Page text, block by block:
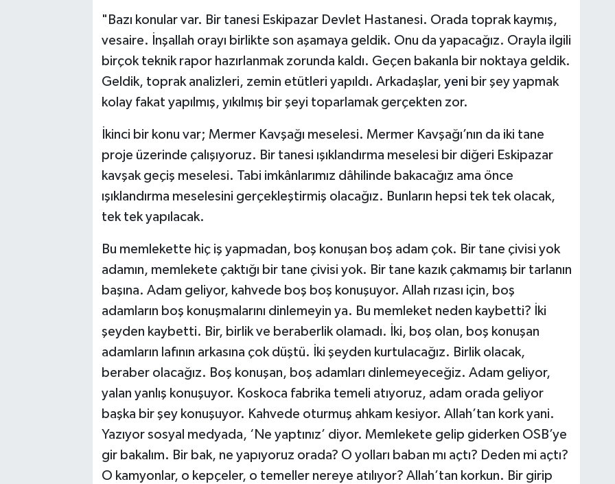
"Bazı konular var. Bir tanesi Eskipazar Devlet Hastanesi. Orada toprak kaymış,
vesaire. İnşallah orayı birlikte son aşamaya geldik. Onu da yapacağız. Orayla ilgili
birçok teknik rapor hazırlanmak zorunda kaldı. Geçen bakanla bir noktaya geldik.
Geldik, toprak analizleri, zemin etütleri yapıldı. Arkadaşlar, yeni bir şey yapmak
kolay fakat yapılmış, yıkılmış bir şeyi toparlamak gerçekten zor.
İkinci bir konu var; Mermer Kavşağı meselesi. Mermer Kavşağı’nın da iki tane
proje üzerinde çalışıyoruz. Bir tanesi ışıklandırma meselesi bir diğeri Eskipazar
kavşak geçiş meselesi. Tabi imkânlarımız dâhilinde bakacağız ama önce
ışıklandırma meselesini gerçekleştirmiş olacağız. Bunların hepsi tek tek olacak,
tek tek yapılacak.
Bu memlekette hiç iş yapmadan, boş konuşan boş adam çok. Bir tane çivisi yok
adamın, memlekete çaktığı bir tane çivisi yok. Bir tane kazık çakmamış bir tarlanın
başına. Adam geliyor, kahvede boş boş konuşuyor. Allah rızası için, boş
adamların boş konuşmalarını dinlemeyin ya. Bu memleket neden kaybetti? İki
şeyden kaybetti. Bir, birlik ve beraberlik olamadı. İki, boş olan, boş konuşan
adamların lafının arkasına çok düştü. İki şeyden kurtulacağız. Birlik olacak,
beraber olacağız. Boş konuşan, boş adamları dinlemeyeceğiz. Adam geliyor,
yalan yanlış konuşuyor. Koskoca fabrika temeli atıyoruz, adam orada geliyor
başka bir şey konuşuyor. Kahvede oturmuş ahkam kesiyor. Allah’tan kork yani.
Yazıyor sosyal medyada, ‘Ne yaptınız’ diyor. Memlekete gelip giderken OSB’ye
gir bakalım. Bir bak, ne yapıyoruz orada? O yolları baban mı açtı? Deden mi açtı?
O kamyonlar, o kepçeler, o temeller nereye atılıyor? Allah’tan korkun. Bir girip